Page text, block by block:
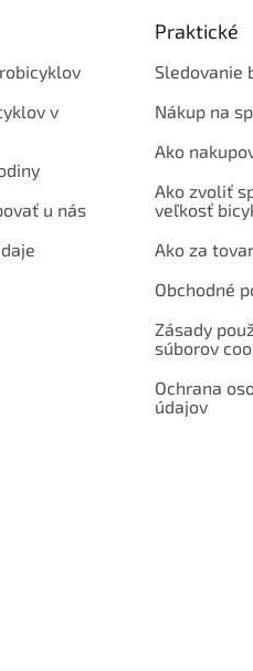
v
u nás
Praktické
Sledovanie
Nákup na
Ako
Ako zvoliť
veľkosť
Ako za
Obchodné
Zásady
súborov
Ochrana
údajov